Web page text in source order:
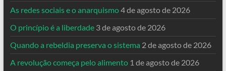
As redes sociais e o anarquismo4 de agosto de 2026
O princípio é a liberdade 3 de agosto de 2026
Quando a rebeldia preserva o sistema 2 de agosto de 2026
A revolução começa pelo alimento 1 de agosto de 2026